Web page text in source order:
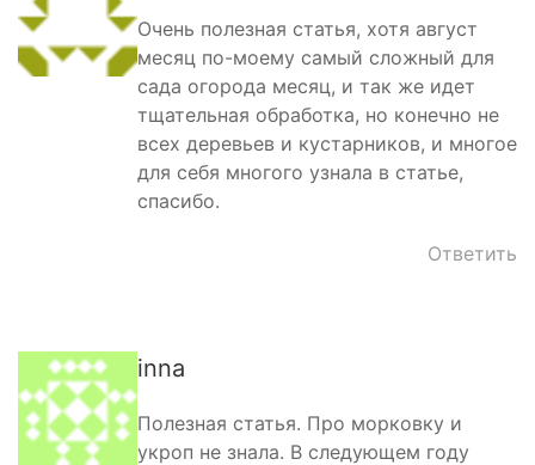
Очень полезная статья, хотя август
месяц по-моему самый сложный для
сада огорода месяц, и так же идет
тщательная обработка, но конечно не
всех деревьев и кустарников, и многое
для себя многого узнала в статье,
спасибо.
Ответить
inna
Полезная статья. Про морковку и
укроп не знала. В следующем году